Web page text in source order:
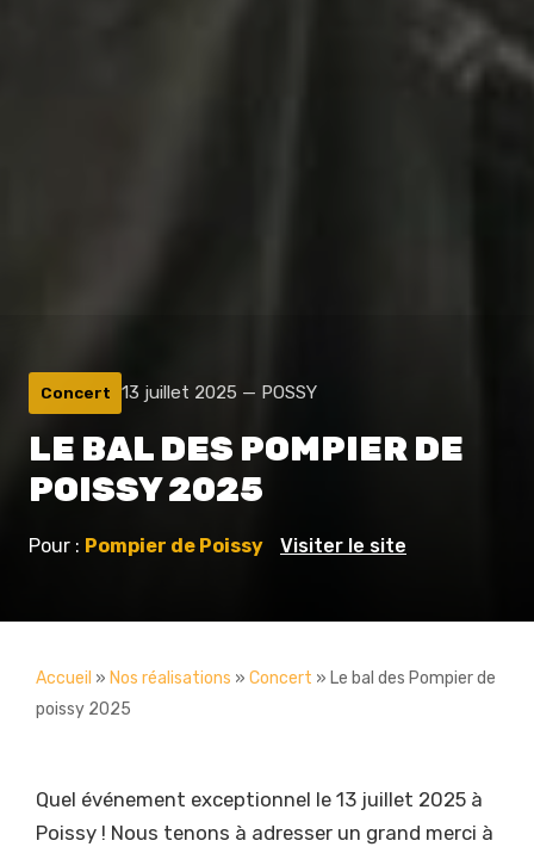
Concert 13 juillet 2025 — POSSY
LE BAL DES POMPIER DE
POISSY 2025
Pour : Pompier de Poissy Visiter le site
Accueil » Nos réalisations » Concert » Le bal des Pompier de
poissy 2025
Quel événement exceptionnel le 13 juillet 2025 à
Poissy ! Nous tenons à adresser un grand merci à